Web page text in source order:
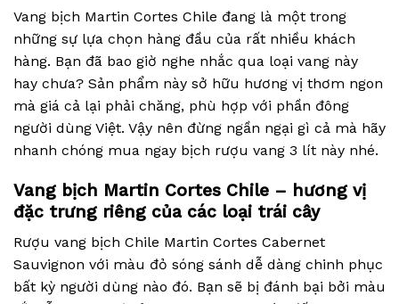
Vang bịch Martin Cortes Chile đang là một trong
những sự lựa chọn hàng đầu của rất nhiều khách
hàng. Bạn đã bao giờ nghe nhắc qua loại vang này
hay chưa? Sản phẩm này sở hữu hương vị thơm ngon
mà giá cả lại phải chăng, phù hợp với phần đông
người dùng Việt. Vậy nên đừng ngần ngại gì cả mà hãy
nhanh chóng mua ngay bịch rượu vang 3 lít này nhé.
Vang bịch Martin Cortes Chile – hương vị
đặc trưng riêng của các loại trái cây
Rượu vang bịch Chile Martin Cortes Cabernet
Sauvignon với màu đỏ sóng sánh dễ dàng chinh phục
bất kỳ người dùng nào đó. Bạn sẽ bị đánh bại bởi màu